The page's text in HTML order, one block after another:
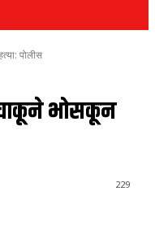
पोलीस
चाकूने भोसकून
229